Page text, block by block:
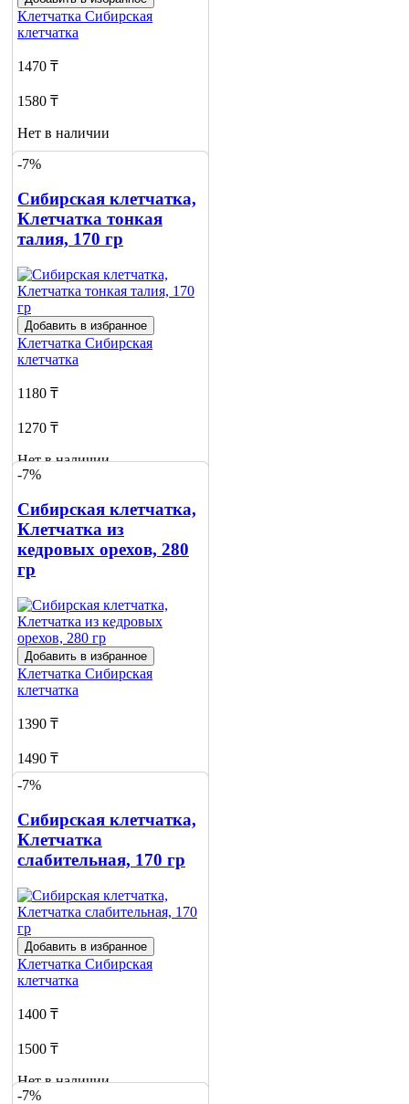
Клетчатка Сибирская
клетчатка
1470 ₸
1580 ₸
Нет в наличии
Сообщить
-7%
Сибирская клетчатка,
Клетчатка тонкая
талия, 170 гр
Добавить в избранное
Клетчатка Сибирская
клетчатка
1180 ₸
1270 ₸
Нет в наличии
о наличии
-7%
Сибирская клетчатка,
Клетчатка из
кедровых орехов, 280
гр
Добавить в избранное
Клетчатка Сибирская
клетчатка
1390 ₸
1490 ₸
Нет в наличии
Сообщить
о наличии
-7%
Сибирская клетчатка,
Клетчатка
слабительная, 170 гр
Добавить в избранное
Клетчатка Сибирская
клетчатка
1400 ₸
1500 ₸
Нет в наличии
-7%